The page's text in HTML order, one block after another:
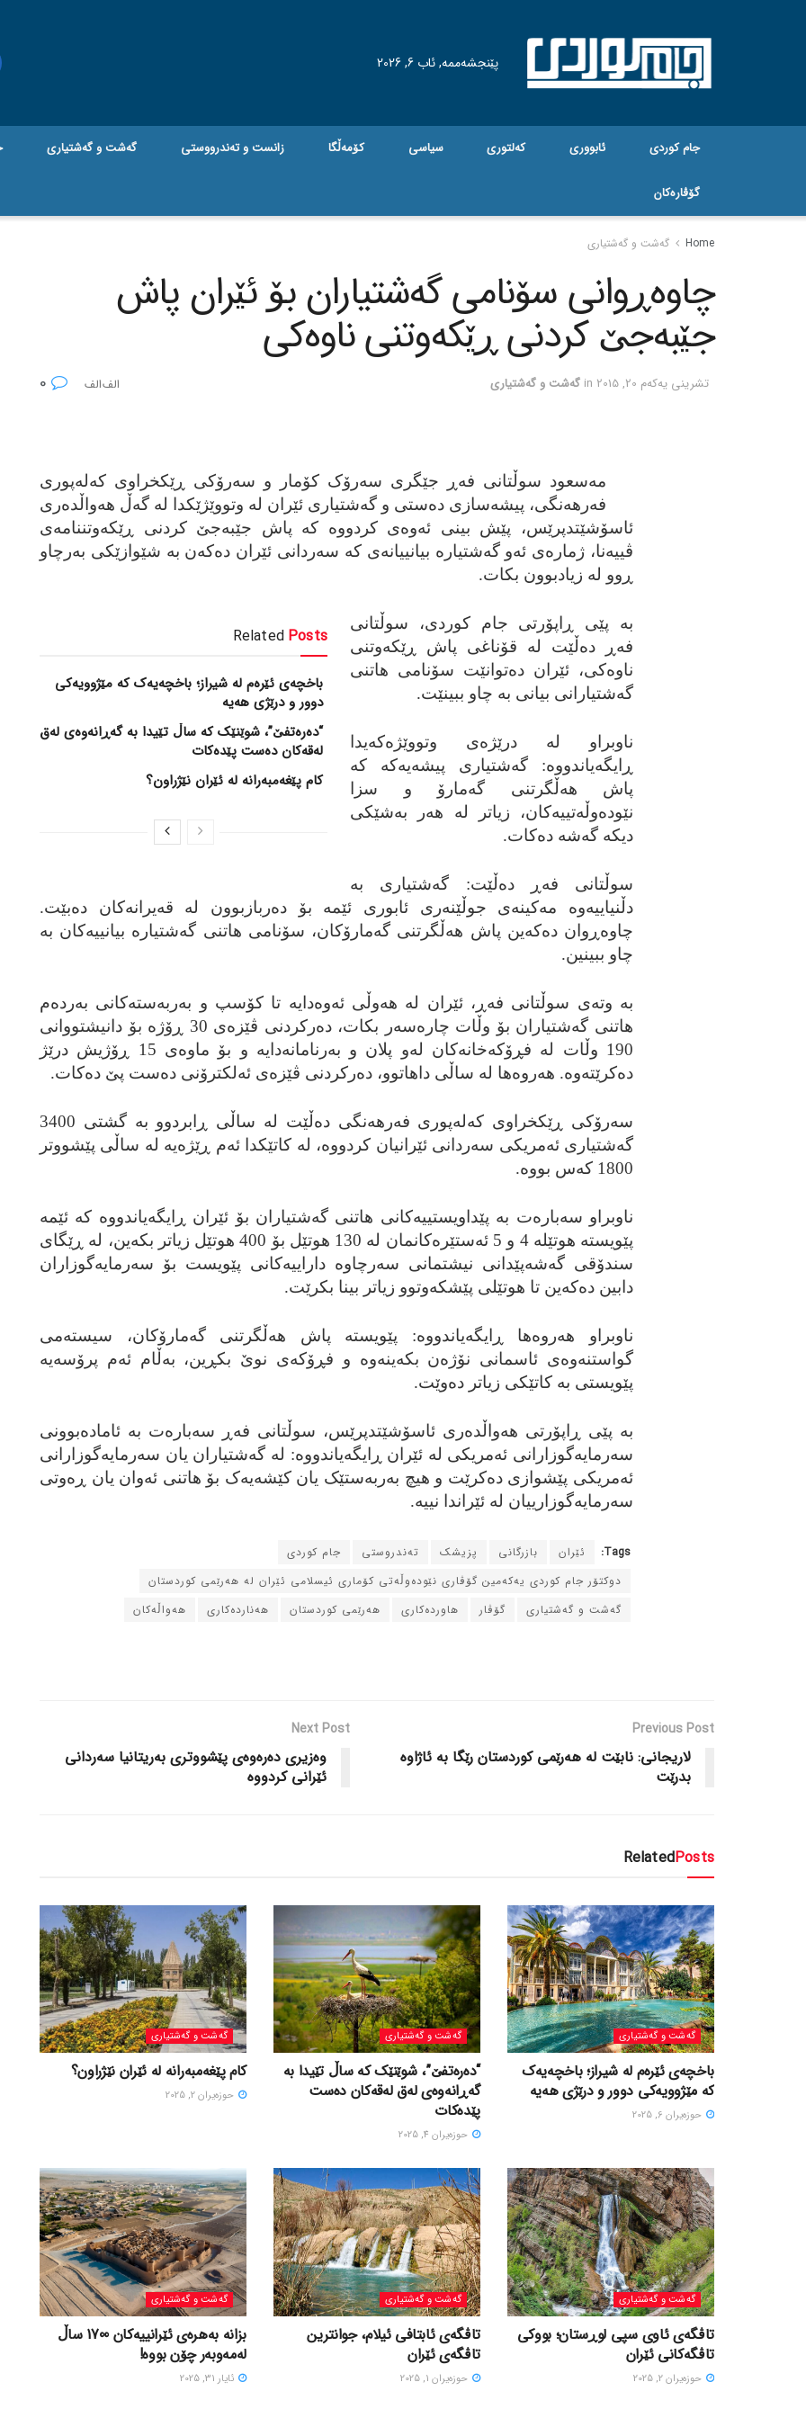
پێنجشەممە, ئاب 6, 2026
جام کوردی ئابووری کەلتوری سیاسی کۆمەڵگا زانست و تەندرووستی گه‌شت و گه‌شتیاری
گۆڤاره‌کان
Home گه‌شت و گه‌شتیاری
چاوه‌ڕوانی سۆنامی گه‌شتیاران بۆ ئێران پاش
جێبه‌جێ کردنی ڕێکه‌وتنی ناوه‌کی
تشرینی یه‌كه‌م 20, 2015 in گه‌شت و گه‌شتیاری
مه‌سعود سوڵتانی فه‌ڕ جێگری سه‌رۆک کۆمار و سه‌رۆکی ڕێکخراوی که‌له‌پوری
فه‌رهه‌نگی، پیشه‌سازی ده‌ستی و گه‌شتیاری ئێران له‌ وتووێژێکدا له‌ گه‌ڵ هه‌واڵده‌ری
ئاسۆشێتدپرێس، پێش بینی ئه‌وه‌ی کردووه‌ که‌ پاش جێبه‌جێ کردنی ڕێکه‌وتننامه‌ی
ڤییه‌نا، ژماره‌ی ئه‌و گه‌شتیاره‌ بیانییانه‌ی که‌ سه‌ردانی ئێران ده‌که‌ن به‌ شێوازێکی به‌رچاو
ڕوو له‌ زیادبوون بکات.
Related Posts
باخچەی ئێرەم لە شیراز؛ باخچەیەک کە مێژوویەکی
دوور و درێژی هەیە
“دەرەتفێ”، شوێنێک کە ساڵ تێیدا بە گەڕانەوەی لەق
لەقەکان دەست پێدەکات
کام پێغەمبەرانە لە ئێران نێژراون؟
به‌ پێی ڕاپۆرتی جام کوردی، سوڵتانی
فه‌ڕ ده‌ڵێت له‌ قۆناغی پاش ڕێکه‌وتنی
ناوه‌کی، ئێران ده‌توانێت سۆنامی هاتنی
گه‌شتیارانی بیانی به‌ چاو ببینێت.
ناوبراو له‌ درێژه‌ی وتووێژه‌که‌یدا
ڕایگه‌یاندووه‌: گه‌شتیاری پیشه‌یه‌که‌ که‌
پاش هه‌ڵگرتنی گه‌مارۆ و سزا
نێوده‌وڵه‌تییه‌کان، زیاتر له‌ هه‌ر به‌شێکی
دیکه‌ گه‌شه‌ ده‌کات.
سوڵتانی فه‌ڕ ده‌ڵێت: گه‌شتیاری به‌
دڵنیاییه‌وه‌ مه‌کینه‌ی جوڵێنه‌ری ئابوری ئێمه‌ بۆ ده‌ربازبوون له‌ قه‌یرانه‌کان ده‌بێت.
چاوه‌ڕوان ده‌که‌ین پاش هه‌ڵگرتنی گه‌مارۆکان، سۆنامی هاتنی گه‌شتیاره‌ بیانییه‌کان به‌
چاو ببینین.
به‌ وته‌ی سوڵتانی فه‌ڕ، ئێران له‌ هه‌وڵی ئه‌وه‌دایه‌ تا کۆسپ و به‌ربه‌سته‌کانی به‌رده‌م
هاتنی گه‌شتیاران بۆ وڵات چاره‌سه‌ر بکات، ده‌رکردنی ڤێزه‌ی 30 ڕۆژه‌ بۆ دانیشتووانی
190 وڵات له‌ فڕۆکه‌خانه‌کان له‌و پلان و به‌رنامانه‌دایه‌ و بۆ ماوه‌ی 15 ڕۆژیش درێژ
ده‌کرێته‌وه‌. هه‌روه‌ها له‌ ساڵی داهاتوو، ده‌رکردنی ڤێزه‌ی ئه‌لکترۆنی ده‌ست پێ ده‌کات.
سه‌رۆکی ڕێکخراوی که‌له‌پوری فه‌رهه‌نگی ده‌ڵێت له‌ ساڵی ڕابردوو به‌ گشتی 3400
گه‌شتیاری ئه‌مریکی سه‌ردانی ئێرانیان کردووه‌، له‌ کاتێکدا ئه‌م ڕێژه‌یه‌ له‌ ساڵی پێشووتر
1800 که‌س بووه‌.
ناوبراو سه‌باره‌ت به‌ پێداویستییه‌کانی هاتنی گه‌شتیاران بۆ ئێران ڕایگه‌یاندووه‌ که‌ ئێمه‌
پێویسته‌ هوتێله‌ 4 و 5 ئه‌ستێره‌کانمان له‌ 130 هوتێل بۆ 400 هوتێل زیاتر بکه‌ین، له‌ ڕێگای
سندۆقی گه‌شه‌پێدانی نیشتمانی سه‌رچاوه‌ داراییه‌کانی پێویست بۆ سه‌رمایه‌گوزاران
دابین ده‌که‌ین تا هوتێلی پێشکه‌وتوو زیاتر بینا بکرێت.
ناوبراو هه‌روه‌ها ڕایگه‌یاندووه‌: پێویسته‌ پاش هه‌ڵگرتنی گه‌مارۆکان، سیسته‌می
گواستنه‌وه‌ی ئاسمانی نۆژه‌ن بکه‌ینه‌وه‌ و فڕۆکه‌ی نوێ بکڕین، به‌ڵام ئه‌م پرۆسه‌یه‌
پێویستی به‌ کاتێکی زیاتر ده‌وێت.
به‌ پێی ڕاپۆرتی هه‌واڵده‌ری ئاسۆشێتدپرێس، سوڵتانی فه‌ڕ سه‌باره‌ت به‌ ئاماده‌بوونی
سه‌رمایه‌گوزارانی ئه‌مریکی له‌ ئێران ڕایگه‌یاندووه‌: له‌ گه‌شتیاران یان سه‌رمایه‌گوزارانی
ئه‌مریکی پێشوازی ده‌کرێت و هیچ به‌ربه‌ستێک یان کێشه‌یه‌ک بۆ هاتنی ئه‌وان یان ڕه‌وتی
سه‌رمایه‌گوزارییان له‌ ئێراندا نییه‌.
Tags: ئێران بازرگانی پزیشک ته‌ندروستی
جام کوردی
دوکتۆر جام کوردی یه‌که‌مین گۆڤاری نێوده‌وڵه‌تی کۆماری ئیسلامی ئێران له‌ هه‌رێمی کوردستان
گه‌شت و گه‌شتیاری
گۆڤار هاورده‌کاری هه‌رێمی کوردستان هه‌نارده‌کاری هه‌واڵه‌کان
Previous Post
لاریجانی: نابێت لە هەرێمی کوردستان رێگا بە ئاژاوە
بدرێت
Next Post
وه‌زیری ده‌ره‌وه‌ی پێشووتری به‌ریتانیا سه‌ردانی
ئێرانی کردووه‌
RelatedPosts
گه‌شت و گه‌شتیاری
باخچەی ئێرەم لە شیراز؛ باخچەیەک
کە مێژوویەکی دوور و درێژی هەیە
حوزه‌یران 6, 2025
گه‌شت و گه‌شتیاری
“دەرەتفێ”، شوێنێک کە ساڵ تێیدا بە
گەڕانەوەی لەق لەقەکان دەست
پێدەکات
حوزه‌یران 4, 2025
گه‌شت و گه‌شتیاری
کام پێغەمبەرانە لە ئێران نێژراون؟
حوزه‌یران 2, 2025
گه‌شت و گه‌شتیاری
تاڤگەی ئاوی سپی لوڕستان؛ بووکی
تاڤگەکانی ئێران
حوزه‌یران 2, 2025
گه‌شت و گه‌شتیاری
تاڤگەی ئابتافی ئیلام، جوانترین
تاڤگەی ئێران
حوزه‌یران 1, 2025
گه‌شت و گه‌شتیاری
بزانه بەهرەی ئێرانییەکان 1700 ساڵ
لەمەوبەر چۆن بووه!
ئایار 31, 2025